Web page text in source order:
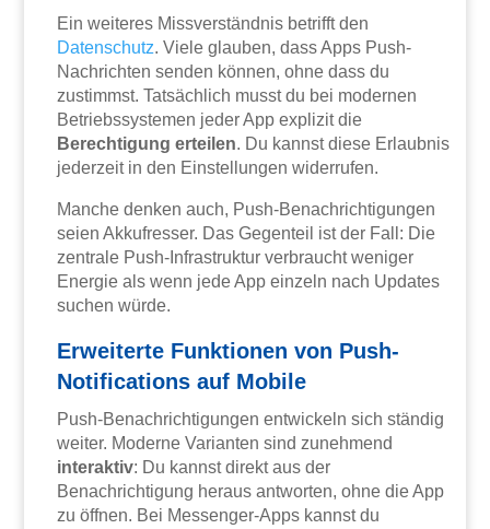
Ein weiteres Missverständnis betrifft den
Datenschutz. Viele glauben, dass Apps Push-
Nachrichten senden können, ohne dass du
zustimmst. Tatsächlich musst du bei modernen
Betriebssystemen jeder App explizit die
Berechtigung erteilen. Du kannst diese Erlaubnis
jederzeit in den Einstellungen widerrufen.
Manche denken auch, Push-Benachrichtigungen
seien Akkufresser. Das Gegenteil ist der Fall: Die
zentrale Push-Infrastruktur verbraucht weniger
Energie als wenn jede App einzeln nach Updates
suchen würde.
Erweiterte Funktionen von Push-
Notifications auf Mobile
Push-Benachrichtigungen entwickeln sich ständig
weiter. Moderne Varianten sind zunehmend
interaktiv: Du kannst direkt aus der
Benachrichtigung heraus antworten, ohne die App
zu öffnen. Bei Messenger-Apps kannst du